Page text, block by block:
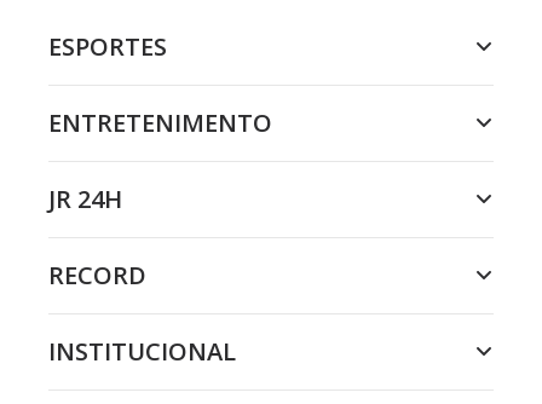
ESPORTES
ENTRETENIMENTO
JR 24H
RECORD
INSTITUCIONAL